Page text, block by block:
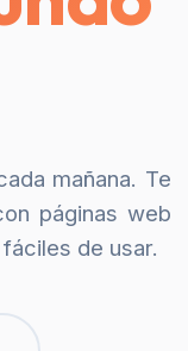
mañana. Te
páginas web
de usar.